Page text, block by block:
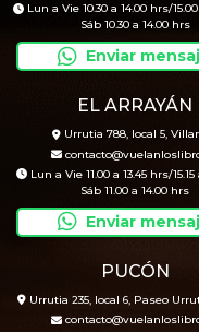
Lun a Vie 10.30 a 14.00 hrs/
Sáb 10.30 a 14.00 hrs
Enviar
EL ARRAYÁN
Urrutia 788, local 5,
Lun a Vie 11.00 a 13.45 hrs/15.15
Sáb 11.00 a 14.00 hrs
Enviar
PUCÓN
Urrutia 235, local 6, Paseo